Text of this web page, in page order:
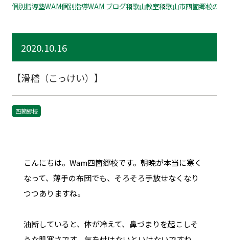
個別指導塾WAM個別指導WAM ブログ和歌山教室和歌山市四箇郷校のス
2020.10.16
【滑稽（こっけい）】
四箇郷校
こんにちは。Wam四箇郷校です。朝晩が本当に寒く
なって、薄手の布団でも、そろそろ手放せなくなり
つつありますね。
油断していると、体が冷えて、鼻づまりを起こしそ